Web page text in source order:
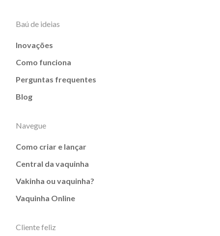
Baú de ideias
Inovações
Como funciona
Perguntas frequentes
Blog
Navegue
Como criar e lançar
Central da vaquinha
Vakinha ou vaquinha?
Vaquinha Online
Cliente feliz